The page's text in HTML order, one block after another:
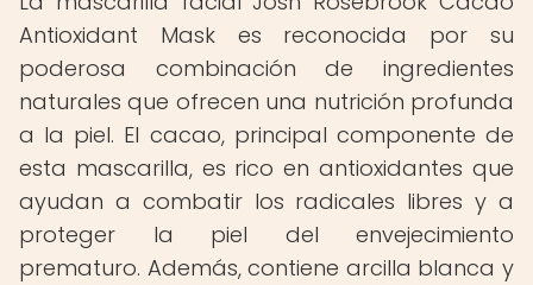
Antioxidant Mask es reconocida por su
poderosa combinación de ingredientes
naturales que ofrecen una nutrición profunda
a la piel. El cacao, principal componente de
esta mascarilla, es rico en antioxidantes que
ayudan a combatir los radicales libres y a
proteger la piel del envejecimiento
prematuro. Además, contiene arcilla blanca y